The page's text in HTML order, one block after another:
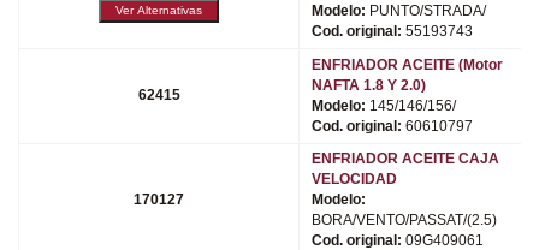
Modelo: PUNTO/STRADA/
Cod. original: 55193743
62415
ENFRIADOR ACEITE (Motor
NAFTA 1.8 Y 2.0)
Modelo: 145/146/156/
Cod. original: 60610797
170127
ENFRIADOR ACEITE CAJA
VELOCIDAD
Modelo:
BORA/VENTO/PASSAT/(2.5)
Cod. original: 09G409061